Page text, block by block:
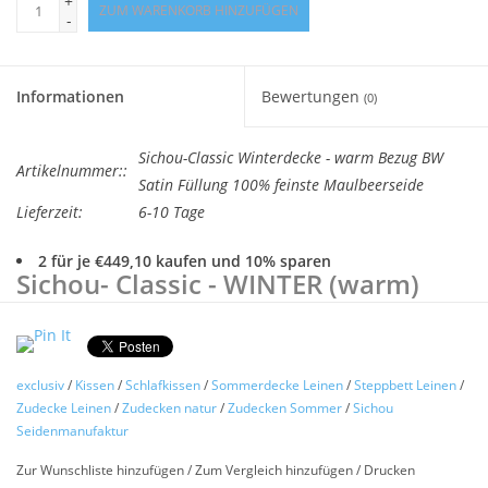
-
ZUM WARENKORB HINZUFÜGEN
Informationen Bewertungen (0)
Artikelnummer::
Sichou-Classic Winterdecke - warm Bezug BW
Satin Füllung 100% feinste Maulbeerseide
Lieferzeit:
6-10 Tage
2 für je €449,10 kaufen und 10% sparen
Sichou- Classic - WINTER (warm)
Maulbeerseide
Seidendecke „CLASSIC“
Schlichtheit in Perfektion, nicht zu leicht und nicht zu schwer
feinster Maulbeerseide.
exclusiv/ Kissen/Schlafkissen/Sommerdecke Leinen/Steppbett Leinen/
Zudecke Leinen/Zudecken natur/Zudecken Sommer/Sichou
Seidenmanufaktur
Zur Wunschliste hinzufügen/Zum Vergleich hinzufügen/ Drucken